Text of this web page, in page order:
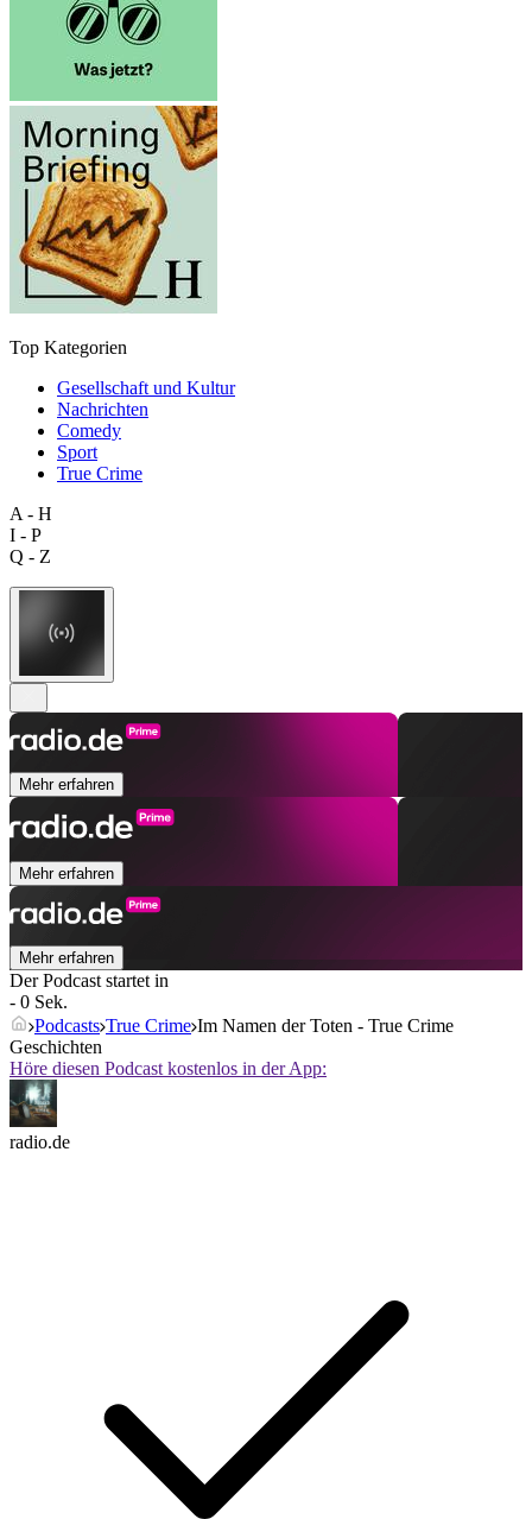
Top Kategorien
Gesellschaft und Kultur
Nachrichten
Comedy
Sport
True Crime
A - H
I - P
Q - Z
Mehr erfahren
Mehr erfahren
Mehr erfahren
Der Podcast startet in
- 0 Sek.
Podcasts True Crime Im Namen der Toten - True Crime
Geschichten
Höre diesen Podcast kostenlos in der App:
radio.de